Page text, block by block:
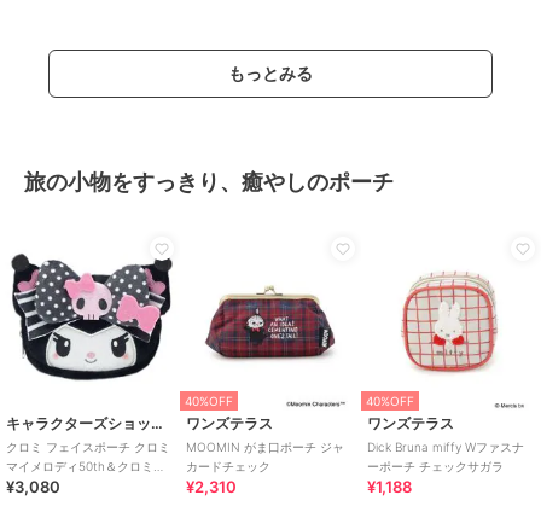
もっとみる
旅の小物をすっきり、癒やしのポーチ
キャラクターズショップ ラフラフ
クロミ フェイスポーチ クロミ
マイメロディ50th＆クロミ
20th
¥3,080
40%OFF
ワンズテラス
MOOMIN がま口ポーチ ジャ
カードチェック
¥2,310
40%OFF
ワンズテラス
Dick Bruna miffy Wファスナ
ーポーチ チェックサガラ
¥1,188